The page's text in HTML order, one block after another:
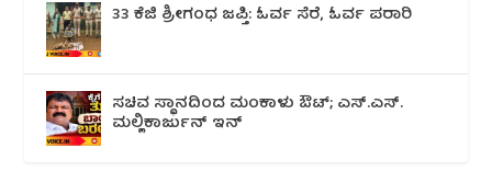
33 ಕೆಜಿ ಶ್ರೀಗಂಧ ಜಪ್ತಿ: ಓರ್ವ ಸೆರೆ, ಓರ್ವ ಪರಾರಿ
ಸಚಿವ ಸ್ಥಾನದಿಂದ ಮಂಕಾಳು ಔಟ್; ಎಸ್.ಎಸ್.
ಮಲ್ಲಿಕಾರ್ಜುನ್ ಇನ್